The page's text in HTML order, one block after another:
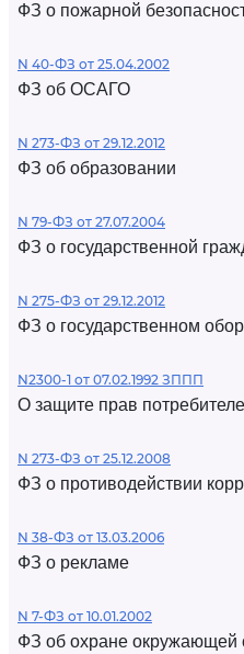
ФЗ о пожарной
N 40-ФЗ от 25.04.2002
ФЗ об ОСАГО
N 273-ФЗ от 29.12.2012
ФЗ об образовании
N 79-ФЗ от 27.07.2004
ФЗ о государственной
N 275-ФЗ от 29.12.2012
ФЗ о государственном
N2300-1 от 07.02.1992 ЗППП
О защите прав
N 273-ФЗ от 25.12.2008
ФЗ о противодействии
N 38-ФЗ от 13.03.2006
ФЗ о рекламе
N 7-ФЗ от 10.01.2002
ФЗ об охране окружающей